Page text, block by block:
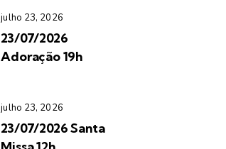
julho 23, 2026
23/07/2026
Adoração 19h
julho 23, 2026
23/07/2026 Santa